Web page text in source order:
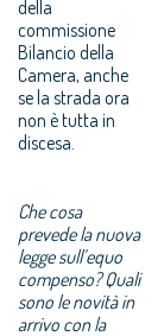
della
commissione
Bilancio della
Camera, anche
se la strada ora
non è tutta in
discesa.
Che cosa
prevede la nuova
legge sull’equo
compenso? Quali
sono le novità in
arrivo con la